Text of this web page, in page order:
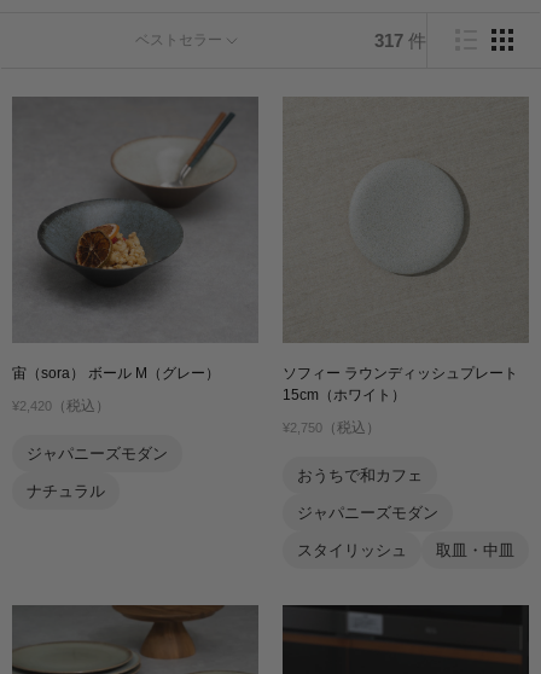
ベストセラー 317 件
宙（sora） ボール M（グレー）
¥2,420 （税込）
ジャパニーズモダン
ナチュラル
ソフィー ラウンディッシュプレート
15cm（ホワイト）
¥2,750 （税込）
おうちで和カフェ
ジャパニーズモダン
スタイリッシュ 取皿・中皿